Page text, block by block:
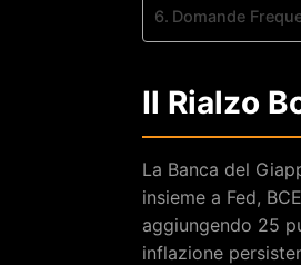
Domande
Il Rialzo
La Banca del
insieme a Fed,
aggiungendo 25
inflazione